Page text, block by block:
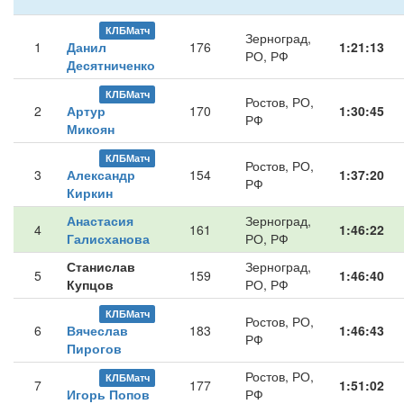
1
КЛБМатч
Данил
Десятниченко
176
Зерноград,
РО, РФ
1:21:13
2
КЛБМатч
Артур
Микоян
170
Ростов, РО,
РФ
1:30:45
3
КЛБМатч
Александр
Киркин
154
Ростов, РО,
РФ
1:37:20
4
Анастасия
Галисханова
161
Зерноград,
РО, РФ
1:46:22
5
Станислав
Купцов
159
Зерноград,
РО, РФ
1:46:40
6
КЛБМатч
Вячеслав
Пирогов
183
Ростов, РО,
РФ
1:46:43
7 КЛБМатч
Игорь Попов 177
Ростов, РО,
РФ
1:51:02